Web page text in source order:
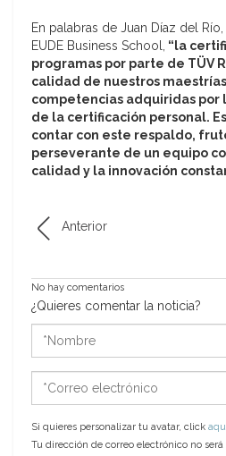
En palabras de Juan Díaz del
EUDE Business School, “la
programas por parte de TÜV
calidad de nuestros
competencias adquiridas por
de la certificación personal.
contar con este respaldo,
perseverante de un equipo
calidad y la innovación
Anterior
No hay comentarios
¿Quieres comentar la noticia?
*Nombre
*Correo
electrónico
Si quieres personalizar tu avatar, click
Tu dirección de correo electrónico no